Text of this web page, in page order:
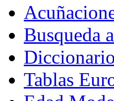
Busqueda
Diccionario
Tablas